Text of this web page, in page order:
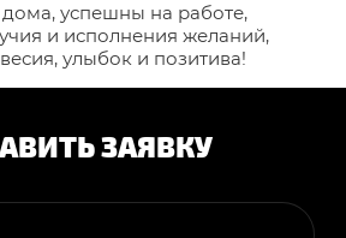
дома, успешны на работе,
и исполнения желаний,
улыбок и позитива!
ЗАЯВКУ